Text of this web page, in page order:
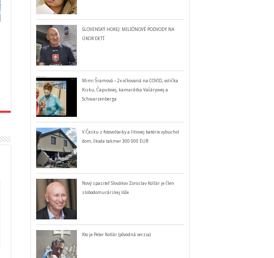
SLOVENSKÝ HOKEJ: MILIÓNOVÉ PODVODY NA
ÚKOR DETÍ
Mimi Šramová – 2x očkovaná na COVID, volička
Kisku, Čaputovej, kamarátka Vašáryovej a
Schwarzenberga
V Česku z fotovoltaiky a lítiovej batérie vybuchol
dom, škoda takmer 300 000 EUR
Nový spasiteľ Slovákov Zoroslav Kollár je člen
slobodomurárskej lóže
Kto je Peter Kotlár (pôvodná verzia)